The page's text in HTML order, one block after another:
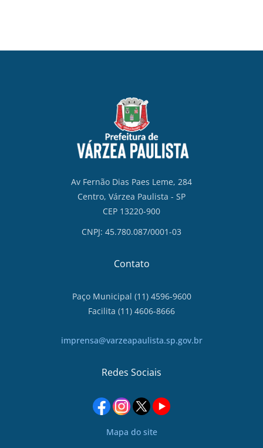
Av Fernão Dias Paes Leme, 284
Centro, Várzea Paulista - SP
CEP 13220-900
CNPJ: 45.780.087/0001-03
Contato
Paço Municipal (11) 4596-9600
Facilita (11) 4606-8666
imprensa@varzeapaulista.sp.gov.br
Redes Sociais
Mapa do site